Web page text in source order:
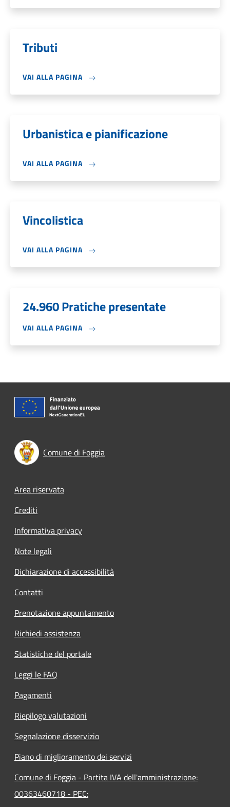
Tributi
VAI ALLA PAGINA
Urbanistica e pianificazione
VAI ALLA PAGINA
Vincolistica
VAI ALLA PAGINA
24.960 Pratiche presentate
VAI ALLA PAGINA
Comune di Foggia
Footer menu
Area riservata
Crediti
Informativa privacy
Note legali
Dichiarazione di accessibilità
Contatti
Prenotazione appuntamento
Richiedi assistenza
Statistiche del portale
Leggi le FAQ
Pagamenti
Riepilogo valutazioni
Segnalazione disservizio
Piano di miglioramento dei servizi
Comune di Foggia - Partita IVA dell'amministrazione:
00363460718 - PEC: